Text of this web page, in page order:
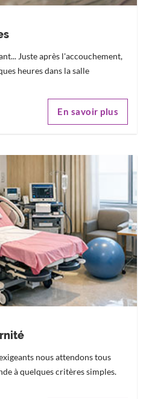
Juste après l'accouchement,
heures dans la salle
En savoir plus
nous attendons tous
à quelques critères simples.